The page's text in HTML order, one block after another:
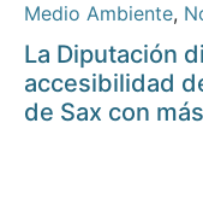
Medio Ambiente,
La Diputación
accesibilidad
de Sax con